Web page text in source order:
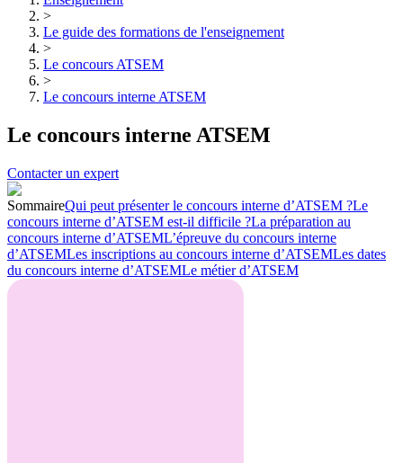
>
Le guide des formations de l'enseignement
>
Le concours ATSEM
>
Le concours interne ATSEM
Le concours interne ATSEM
Contacter un expert
SommaireQui peut présenter le concours interne d’ATSEM ?Le
concours interne d’ATSEM est-il difficile ?La préparation au
concours interne d’ATSEML’épreuve du concours interne
d’ATSEMLes inscriptions au concours interne d’ATSEMLes dates
du concours interne d’ATSEMLe métier d’ATSEM